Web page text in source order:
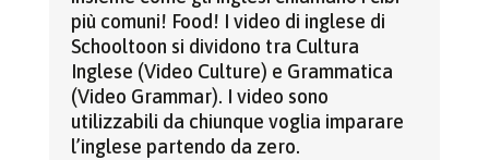
più comuni! Food! I video di inglese di
Schooltoon si dividono tra Cultura
Inglese (Video Culture) e Grammatica
(Video Grammar). I video sono
utilizzabili da chiunque voglia imparare
l’inglese partendo da zero.